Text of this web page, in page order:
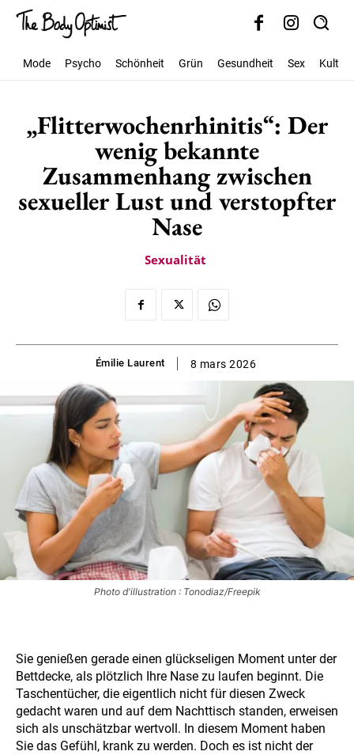
Mode Psycho Schönheit Grün Gesundheit Sex Kultur
„Flitterwochenrhinitis“: Der
wenig bekannte
Zusammenhang zwischen
sexueller Lust und verstopfter
Nase
Sexualität
Émilie Laurent 8 mars 2026
Photo d'illustration : Tonodiaz/Freepik
Sie genießen gerade einen glückseligen Moment unter der
Bettdecke, als plötzlich Ihre Nase zu laufen beginnt. Die
Taschentücher, die eigentlich nicht für diesen Zweck
gedacht waren und auf dem Nachttisch standen, erweisen
sich als unschätzbar wertvoll. In diesem Moment haben
Sie das Gefühl, krank zu werden. Doch es ist nicht der